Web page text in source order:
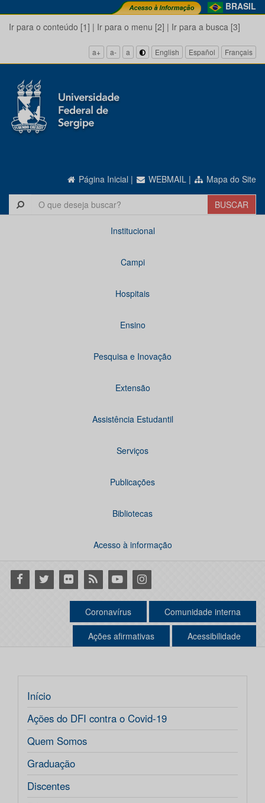
BRASIL
Ir para o conteúdo [1] | Ir para o menu [2] | Ir para a busca [3]
a+ a- a English Español Français
Página Inicial | WEBMAIL | Mapa do Site
Institucional
Campi
Hospitais
Ensino
Pesquisa e Inovação
Extensão
Assistência Estudantil
Serviços
Publicações
Bibliotecas
Acesso à informação
Facebook
Twitter Flickr RSS YoutubeInstagram
Coronavírus Comunidade interna
Ações afirmativas Acessibilidade
Início
Ações do DFI contra o Covid-19
Quem Somos
Graduação
Discentes